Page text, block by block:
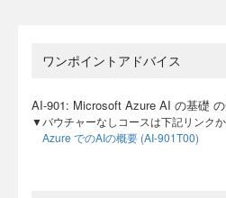
ワンポイントアドバイス
AI-901: Microsoft Azure AI の基礎 の
▼バウチャーなしコースは下記リンクか
Azure でのAIの概要 (AI-901T00)